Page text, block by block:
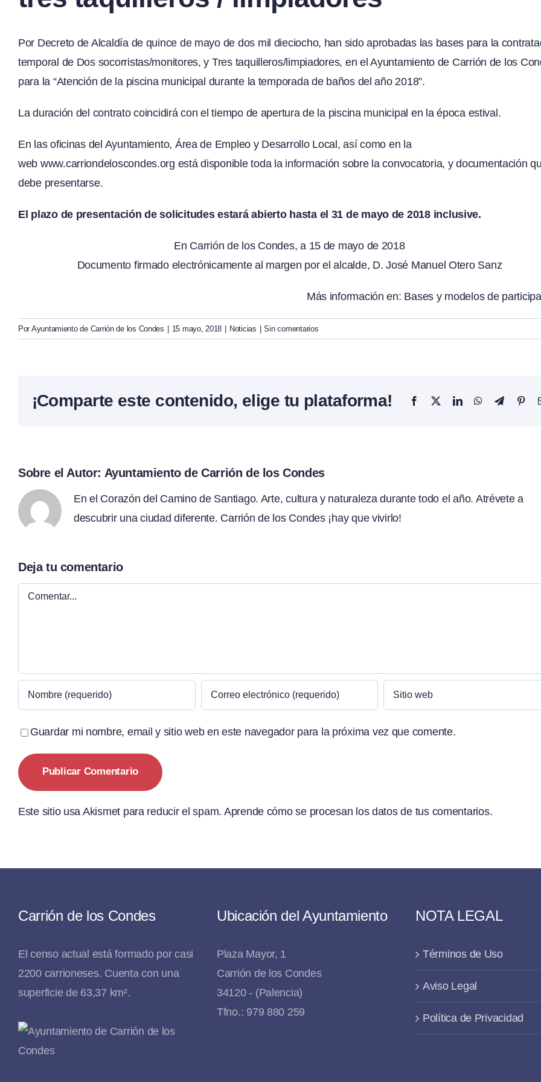
Por Decreto de Alcaldía de quince de mayo de dos mil dieciocho, han sido aprobadas las bases para la
temporal de Dos socorristas/monitores, y Tres taquilleros/limpiadores, en el Ayuntamiento de Carrión de los
para la “Atención de la piscina municipal durante la temporada de baños del año 2018”.
La duración del contrato coincidirá con el tiempo de apertura de la piscina municipal en la época estival.
En las oficinas del Ayuntamiento, Área de Empleo y Desarrollo Local, así como en la
web www.carriondeloscondes.org está disponible toda la información sobre la convocatoria, y documentación
debe presentarse.
El plazo de presentación de solicitudes estará abierto hasta el 31 de mayo de 2018 inclusive.
En Carrión de los Condes, a 15 de mayo de 2018
Documento firmado electrónicamente al margen por el alcalde, D. José Manuel Otero Sanz
Más información en: Bases y modelos de
Por Ayuntamiento de Carrión de los Condes 15 mayo, 2018 Noticias Sin comentarios
¡Comparte este contenido, elige tu plataforma! Facebook
X LinkedInWhatsApp
Telegram
Sobre el Autor: Ayuntamiento de Carrión de los Condes
En el Corazón del Camino de Santiago. Arte, cultura y naturaleza durante todo el año. Atrévete a
descubrir una ciudad diferente. Carrión de los Condes ¡hay que vivirlo!
Deja tu comentario
Comentar
Guardar mi nombre, email y sitio web en este navegador para la próxima vez que comente.
Este sitio usa Akismet para reducir el spam. Aprende cómo se procesan los datos de tus comentarios.
Carrión de los Condes
El censo actual está formado por casi
2200 carrioneses. Cuenta con una
superficie de 63,37 km².
Ubicación del Ayuntamiento
Plaza Mayor, 1
Carrión de los Condes
34120 - (Palencia)
Tfno.: 979 880 259
NOTA LEGAL
Términos de Uso
Aviso Legal
Política de Privacidad